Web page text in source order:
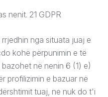
nenit. 21 GDPR
nga situata juaj e
kohë përpunimin e të
në nenin 6 (1) e)
profilizimin e bazuar në
tuaj, ne nuk do t'i